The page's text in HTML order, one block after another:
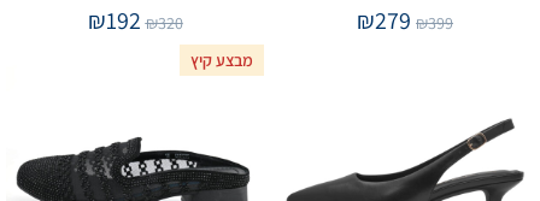
₪399
₪279
₪320
₪192
מבצע קיץ